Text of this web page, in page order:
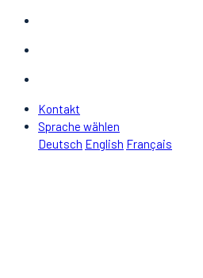
Kontakt
Sprache wählen
Deutsch English Français